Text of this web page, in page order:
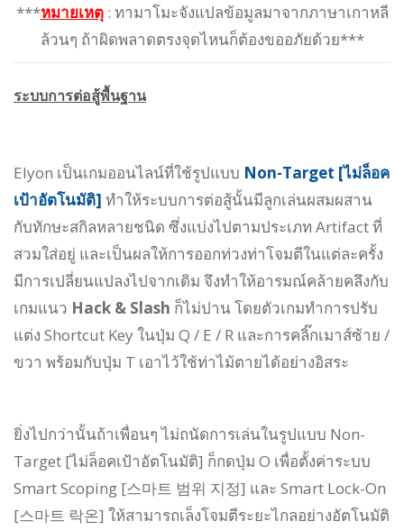
***หมายเหตุ: ทามาโมะจังแปลข้อมูลมาจากภาษาเกาหลี
ล้วนๆ ถ้าผิดพลาดตรงจุดไหนก็ต้องขออภัยด้วย***
ระบบการต่อสู้พื้นฐาน
Elyon เป็นเกมออนไลน์ที่ใช้รูปแบบ Non-Target [ไม่ล็อค
เป้าอัตโนมัติ] ทำให้ระบบการต่อสู้นั้นมีลูกเล่นผสมผสาน
กับทักษะสกิลหลายชนิด ซึ่งแบ่งไปตามประเภท Artifact ที่
สวมใส่อยู่ และเป็นผลให้การออกท่วงท่าโจมตีในแต่ละครั้ง
มีการเปลี่ยนแปลงไปจากเดิม จึงทำให้อารมณ์คล้ายคลึงกับ
เกมแนว Hack & Slash ก็ไม่ปาน โดยตัวเกมทำการปรับ
แต่ง Shortcut Key ในปุ่ม Q / E / R และการคลิ๊กเมาส์ซ้าย /
ขวา พร้อมกับปุ่ม T เอาไว้ใช้ท่าไม้ตายได้อย่างอิสระ
ยิ่งไปกว่านั้นถ้าเพื่อนๆ ไม่ถนัดการเล่นในรูปแบบ Non-
Target [ไม่ล็อคเป้าอัตโนมัติ] ก็กดปุ่ม O เพื่อตั้งค่าระบบ
Smart Scoping [스마트 범위 지정] และ Smart Lock-On
[스마트 락온] ให้สามารถเล็งโจมตีระยะไกลอย่างอัตโนมัติ